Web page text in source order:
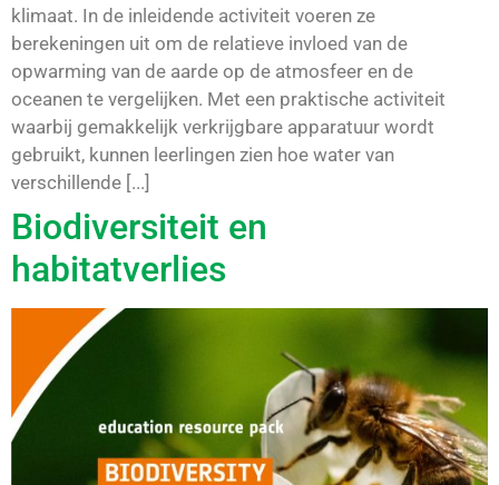
klimaat. In de inleidende activiteit voeren ze
berekeningen uit om de relatieve invloed van de
opwarming van de aarde op de atmosfeer en de
oceanen te vergelijken. Met een praktische activiteit
waarbij gemakkelijk verkrijgbare apparatuur wordt
gebruikt, kunnen leerlingen zien hoe water van
verschillende [...]
Biodiversiteit en
habitatverlies